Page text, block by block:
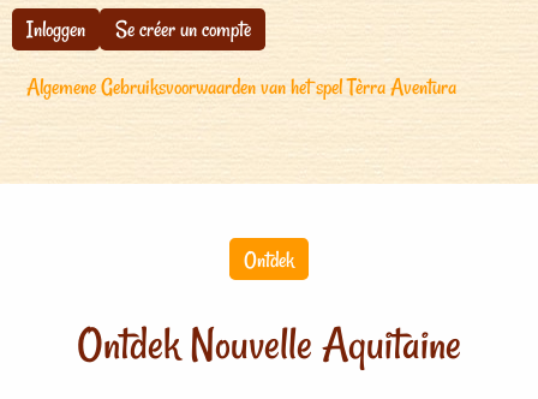
Inloggen
Se créer un compte
Algemene Gebruiksvoorwaarden van het spel Tèrra Aventura
Ontdek
Ontdek Nouvelle Aquitaine